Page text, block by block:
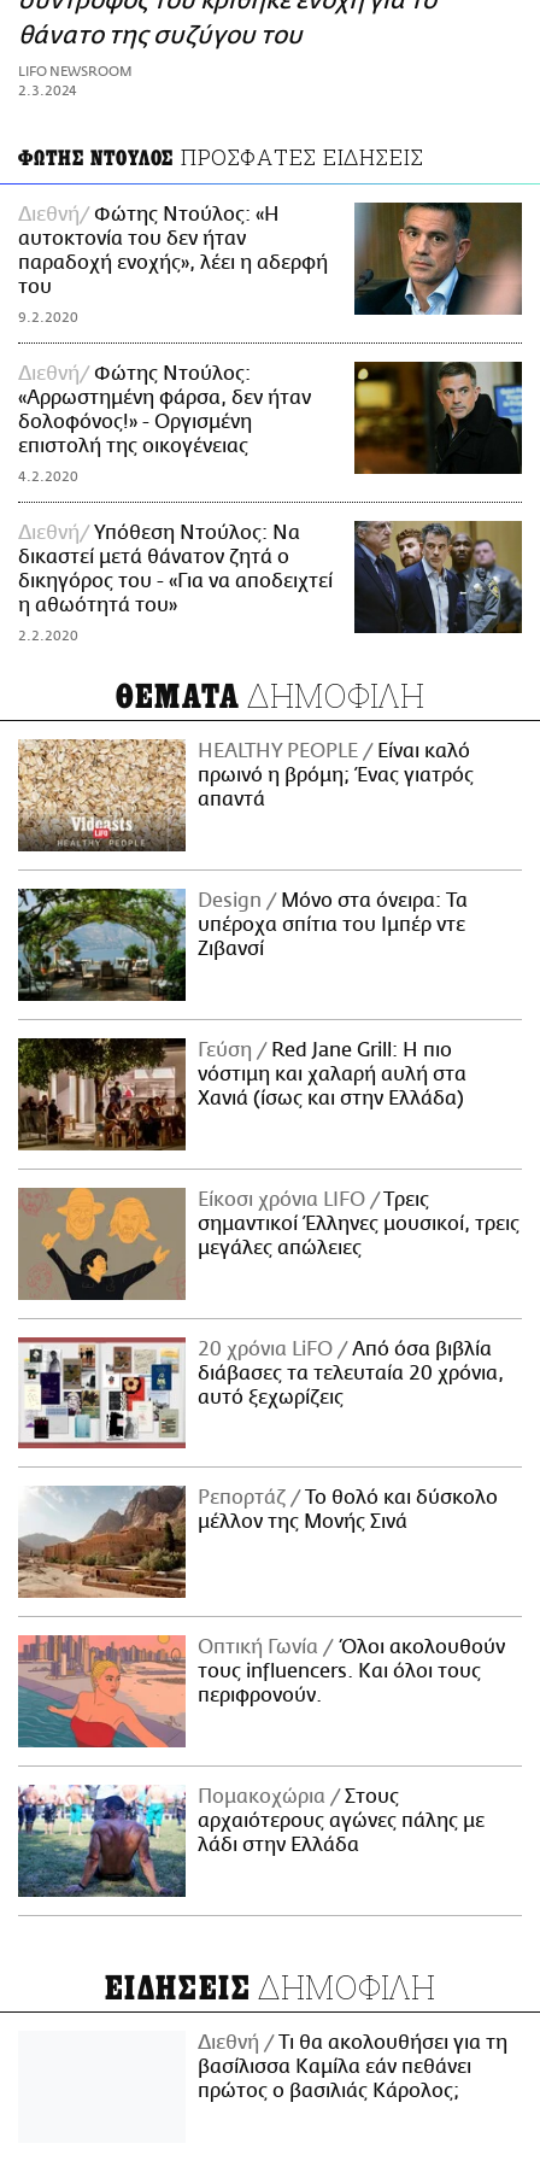
ΑΜΠΑ
PRINT
θάνατο της συζύγου του
LIFO NEWSROOM
2.3.2024
ΦΩΤΗΣ ΝΤΟΥΛΟΣ ΠΡΟΣΦΑΤΕΣ ΕΙΔΗΣΕΙΣ
Διεθνή
Φώτης Ντούλος: «Η
αυτοκτονία του δεν ήταν
παραδοχή ενοχής», λέει η αδερφή
του
9.2.2020
Διεθνή
Φώτης Ντούλος:
«Αρρωστημένη φάρσα, δεν ήταν
δολοφόνος!» - Οργισμένη
επιστολή της οικογένειας
4.2.2020
Διεθνή
Υπόθεση Ντούλος: Να
δικαστεί μετά θάνατον ζητά o
δικηγόρος του - «Για να αποδειχτεί
η αθωότητά του»
2.2.2020
ΘΕΜΑΤΑ ΔΗΜΟΦΙΛΗ
HEALTHY PEOPLE
Είναι καλό
πρωινό η βρόμη; Ένας γιατρός
απαντά
Design
Μόνο στα όνειρα: Τα
υπέροχα σπίτια του Ιμπέρ ντε
Ζιβανσί
Γεύση
Red Jane Grill: Η πιο
νόστιμη και χαλαρή αυλή στα
Χανιά (ίσως και στην Ελλάδα)
Είκοσι χρόνια LIFO
Tρεις
σημαντικοί Έλληνες μουσικοί, τρεις
μεγάλες απώλειες
20 χρόνια LiFO
Από όσα βιβλία
διάβασες τα τελευταία 20 χρόνια,
αυτό ξεχωρίζεις
Ρεπορτάζ
Το θολό και δύσκολο
μέλλον της Μονής Σινά
Οπτική Γωνία
Όλοι ακολουθούν
τους influencers. Και όλοι τους
περιφρονούν.
Πομακοχώρια
Στους
αρχαιότερους αγώνες πάλης με
λάδι στην Ελλάδα
ΕΙΔΗΣΕΙΣ ΔΗΜΟΦΙΛΗ
Διεθνή
Τι θα ακολουθήσει για τη
βασίλισσα Καμίλα εάν πεθάνει
πρώτος ο βασιλιάς Κάρολος;